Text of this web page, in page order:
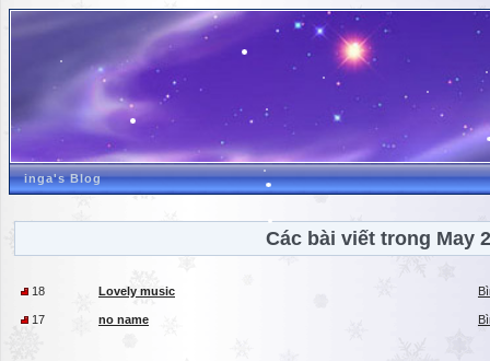
inga's Blog
Các bài viết trong May
18 Lovely music
17 no name